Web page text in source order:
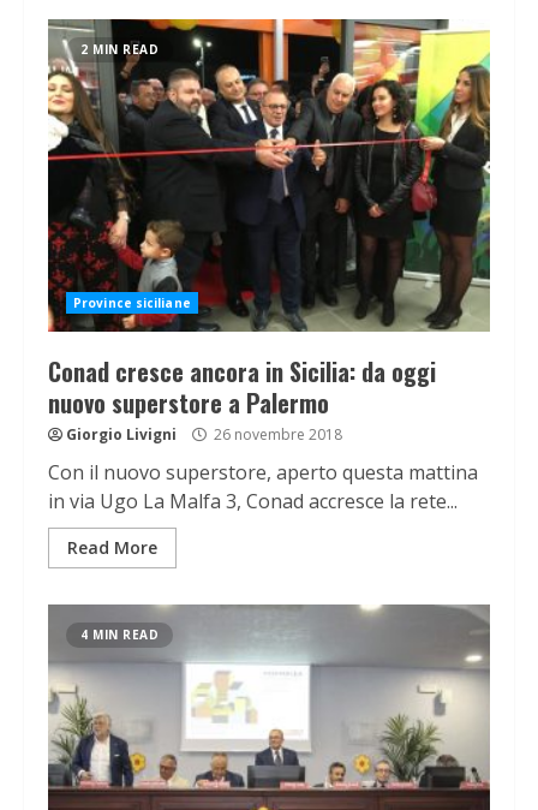
2 MIN READ
Province siciliane
Conad cresce ancora in Sicilia: da oggi
nuovo superstore a Palermo
Giorgio Livigni 26 novembre 2018
Con il nuovo superstore, aperto questa mattina
in via Ugo La Malfa 3, Conad accresce la rete...
Read More
4 MIN READ